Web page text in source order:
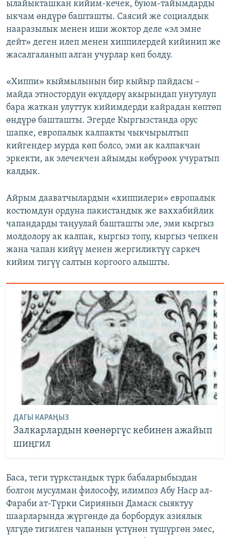
ылайыкташкан кийим-кечек, буюм-тайымдарды
ыкчам өндүрө башташты. Саясий же социалдык
нааразылык менен иши жоктор деле «эл эмне
дейт» деген илеп менен хиппилердей кийинип же
жасалгаланып алган учурлар көп болду.
«Хиппи» кыймылынын бир кыйыр пайдасы –
майда этностордун өкүлдөрү акырындап унутулуп
бара жаткан улуттук кийимдерди кайрадан көптөп
өндүрө башташты. Эгерде Кыргызстанда орус
шапке, европалык калпакты чыкчырылтып
кийгендер мурда көп болсо, эми ак калпакчан
эркекти, ак элечекчен айымды көбүрөөк учуратып
калдык.
Айрым дааватчылардын «хиппилери» европалык
костюмдун ордуна пакистандык же ваххабийлик
чапандарды таңуулай башташты эле, эми кыргыз
молдолору ак калпак, кыргыз топу, кыргыз чепкен
жана чапан кийүү менен жергиликтүү саркеч
кийим тигүү салтын коргоого алышты.
ДАГЫ КАРАҢЫЗ
Залкарлардын көөнөргүс кебинен ажайып
шиңгил
Баса, теги түркстандык түрк бабаларыбыздан
болгон мусулман философу, илимпоз Абу Наср ал-
Фараби ат-Түрки Сириянын Дамаск сыяктуу
шаарларында жүргөндө да борбордук азиялык
үлгүдө тигилген чапанын үстүнөн түшүргөн эмес,